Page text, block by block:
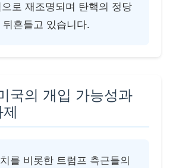
으로 재조명되며 탄핵의 정당
뒤흔들고 있습니다.
국의 개입 가능성과
를 비롯한 트럼프 측근들의